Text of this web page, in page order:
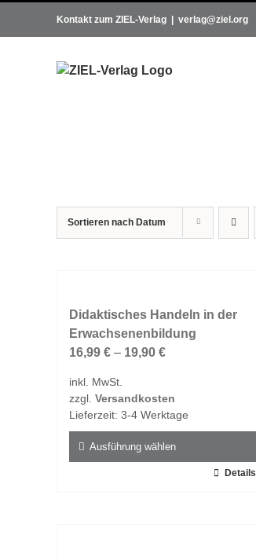
Kontakt zum ZIEL-Verlag verlag@ziel.org
Sortieren nach Datum
Didaktisches Handeln in der
Erwachsenenbildung
16,99 € – 19,90 €
inkl. MwSt.
zzgl. Versandkosten
Lieferzeit: 3-4 Werktage
Ausführung wählen
Details